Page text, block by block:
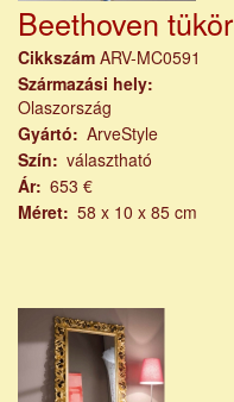
Beethoven tükör
Cikkszám ARV-MC0591
Származási hely
Olaszország
Gyártó
ArveStyle
Szín
választható
Ár 653 €
Méret 58 x 10 x 85 cm